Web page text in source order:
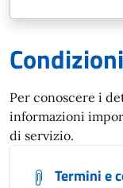
Per conoscere i
informazioni
di servizio.
Termini e